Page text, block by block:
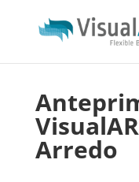
Arredo